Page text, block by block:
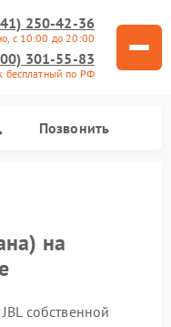
250-42-36
с 10:00 до 20:00
301-55-83
бесплатный по РФ
Позвонить
на
собственной